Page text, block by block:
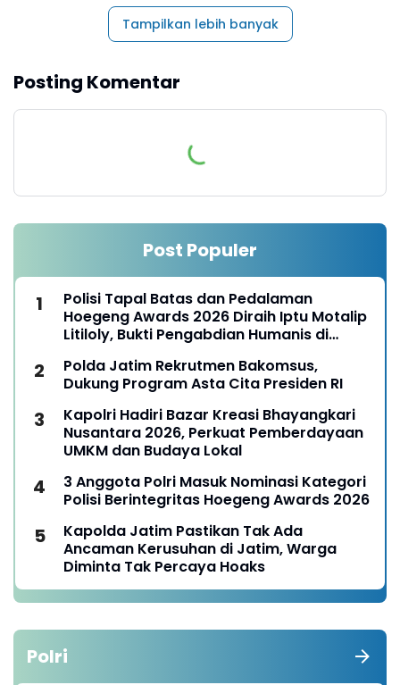
Tampilkan lebih banyak
Posting Komentar
Post Populer
Polisi Tapal Batas dan Pedalaman
Hoegeng Awards 2026 Diraih Iptu Motalip
Litiloly, Bukti Pengabdian Humanis di
Polda Jatim Rekrutmen Bakomsus,
Dukung Program Asta Cita Presiden RI
Kapolri Hadiri Bazar Kreasi Bhayangkari
Nusantara 2026, Perkuat Pemberdayaan
UMKM dan Budaya Lokal
3 Anggota Polri Masuk Nominasi Kategori
Polisi Berintegritas Hoegeng Awards 2026
Kapolda Jatim Pastikan Tak Ada
Ancaman Kerusuhan di Jatim, Warga
Diminta Tak Percaya Hoaks
Polri